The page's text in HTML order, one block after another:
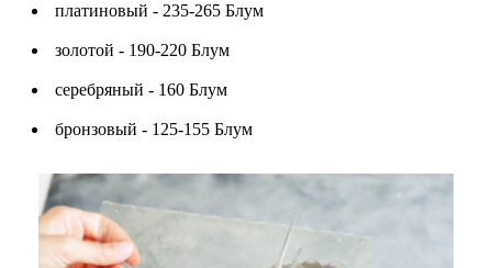
платиновый - 235-265 Блум
золотой - 190-220 Блум
серебряный - 160 Блум
бронзовый - 125-155 Блум